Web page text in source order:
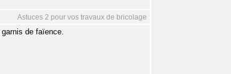
Astuces 2 pour vos travaux de bricolage
de faïence.